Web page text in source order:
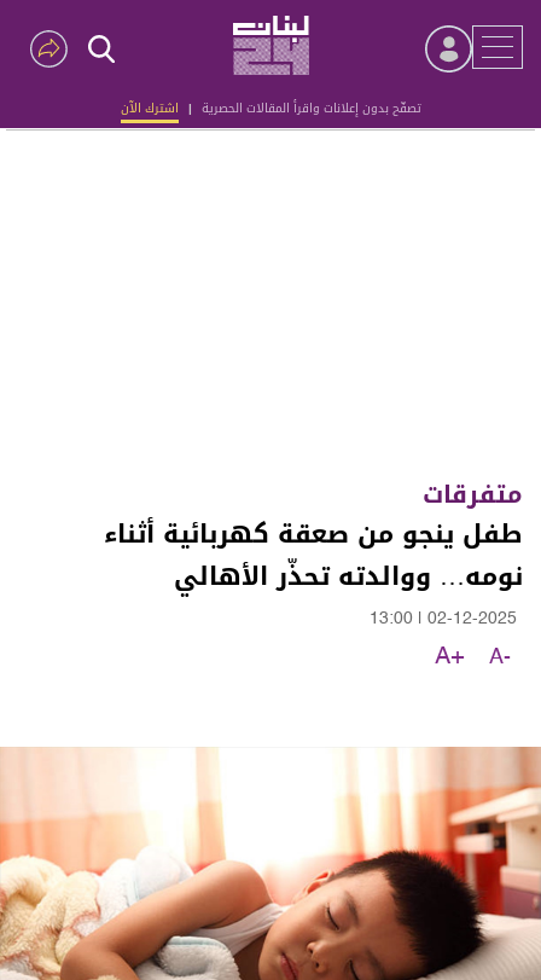
تصفّح بدون إعلانات واقرأ المقالات الحصرية | اشترك الآن
Advertisement
متفرقات
طفل ينجو من صعقة كهربائية أثناء
نومه… ووالدته تحذّر الأهالي
02-12-2025
13:00
A-
A+